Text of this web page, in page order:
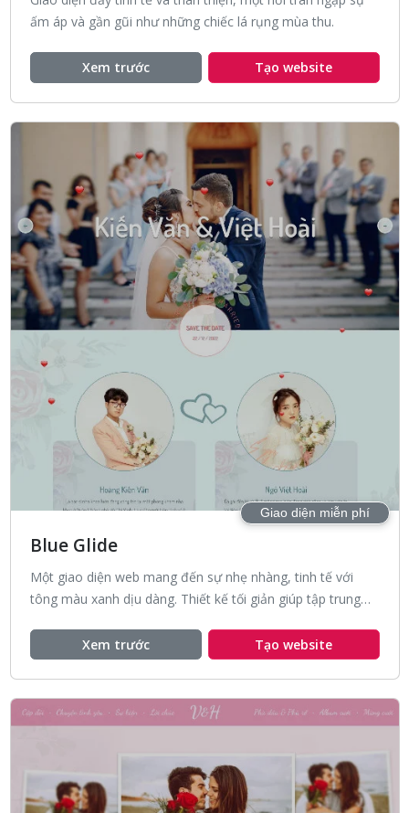
ấm áp và gần gũi như những chiếc lá rụng mùa thu.
Xem trước Tạo website
Giao diện miễn phí
Blue Glide
Một giao diện web mang đến sự nhẹ nhàng, tinh tế với
tông màu xanh dịu dàng. Thiết kế tối giản giúp tập trung
Xem trước
Tạo website